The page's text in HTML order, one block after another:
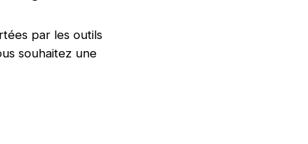
par les outils
souhaitez une